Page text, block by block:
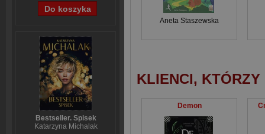
Bestseller. Spisek
Katarzyna Michalak
Aneta Staszewska
KLIENCI,
Demon